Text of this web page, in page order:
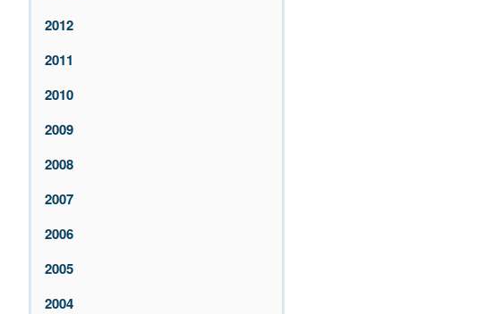
2012
2011
2010
2009
2008
2007
2006
2005
2004